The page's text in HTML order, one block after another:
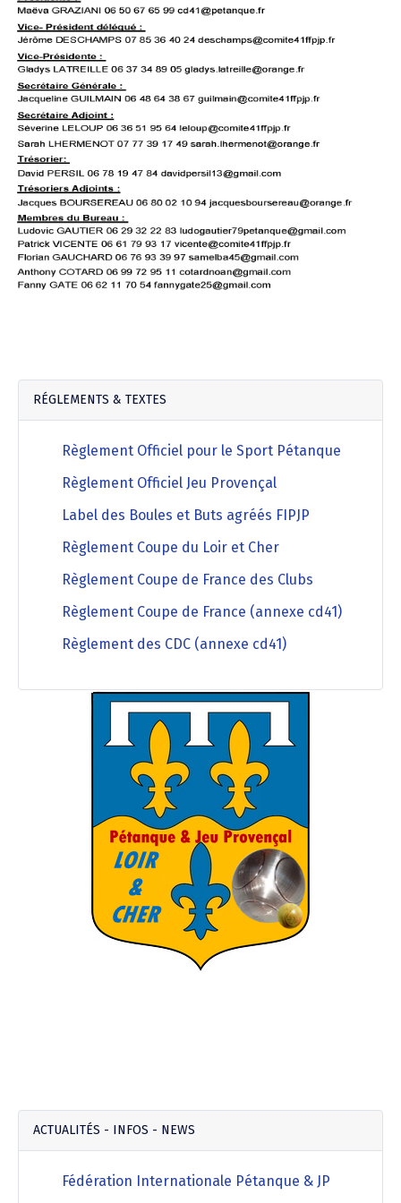
RÉGLEMENTS & TEXTES
Règlement Officiel pour le Sport Pétanque
Règlement Officiel Jeu Provençal
Label des Boules et Buts agréés FIPJP
Règlement Coupe du Loir et Cher
Règlement Coupe de France des Clubs
Règlement Coupe de France (annexe cd41)
Règlement des CDC (annexe cd41)
ACTUALITÉS - INFOS - NEWS
Fédération Internationale Pétanque & JP
Agenda Concours Vétérans
Régionaux & Championnats de France
Résultats & Classement Division 4 B
Résultats & Classement Division 5 A
Championnat Triplettes Mixtes
Championnat Triplettes Vétérans
Palmarès Comité du Loir & Cher
Championnat Individuel Féminin
Championnat Individuel Masculin